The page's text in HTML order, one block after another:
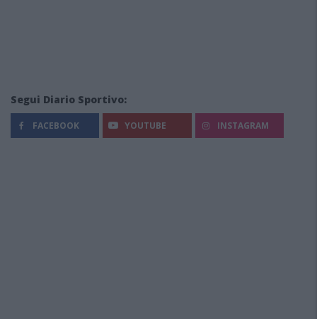
Segui Diario Sportivo:
FACEBOOK YOUTUBE INSTAGRAM